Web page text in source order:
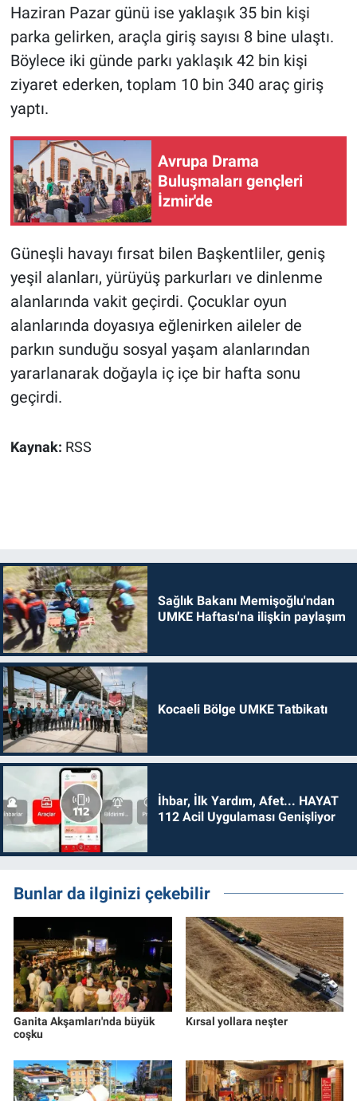
Haziran Pazar günü ise yaklaşık 35 bin kişi
parka gelirken, araçla giriş sayısı 8 bine ulaştı.
Böylece iki günde parkı yaklaşık 42 bin kişi
ziyaret ederken, toplam 10 bin 340 araç giriş
yaptı.
Avrupa Drama
Buluşmaları gençleri
İzmir'de
Güneşli havayı fırsat bilen Başkentliler, geniş
yeşil alanları, yürüyüş parkurları ve dinlenme
alanlarında vakit geçirdi. Çocuklar oyun
alanlarında doyasıya eğlenirken aileler de
parkın sunduğu sosyal yaşam alanlarından
yararlanarak doğayla iç içe bir hafta sonu
geçirdi.
Kaynak: RSS
Sağlık Bakanı Memişoğlu'ndan
UMKE Haftası'na ilişkin paylaşım
Kocaeli Bölge UMKE Tatbikatı
İhbar, İlk Yardım, Afet... HAYAT
112 Acil Uygulaması Genişliyor
Bunlar da ilginizi çekebilir
Ganita Akşamları'nda büyük
coşku
Kırsal yollara neşter